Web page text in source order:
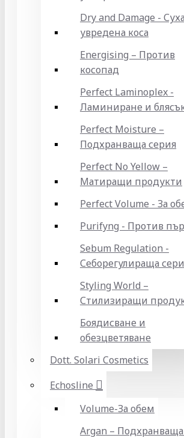
Dry and Damage -
увредена коса
Energising – Против
косопад
Perfect Laminoplex -
Ламиниране и
Perfect Moisture –
Подхранваща серия
Perfect No Yellow –
Матиращи продукти
Perfect Volume - За
Purifyng - Против
Sebum Regulation -
Себорегулираща
Styling World –
Стилизиращи
Боядисване и
обезцветяване
Dott. Solari Cosmetics
Echosline
Volume-За обем
Argan –